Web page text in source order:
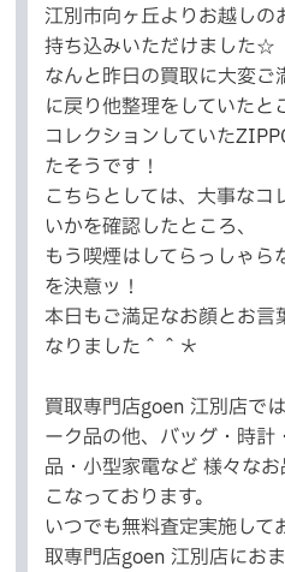
江別市向ヶ丘よりお越しの
持ち込みいただけました☆
なんと昨日の買取に大変
に戻り他整理をしていたと
コレクションしていた
たそうです！
こちらとしては、大事な
いかを確認したところ、
もう喫煙はしてらっしゃら
を決意ッ！
本日もご満足なお顔とお言
なりました＾＾＊
買取専門店goen 江別店で
ーク品の他、バッグ・時
品・小型家電など 様々な
こなっております。
いつでも無料査定実施して
取専門店goen 江別店にお